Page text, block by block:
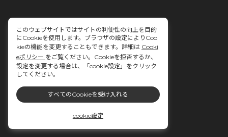
このウェブサイトではサイトの利便性の向上を目的
にCookieを使用します。ブラウザの設定によりCoo
kieの機能を変更することもできます。詳細は Cooki
eポリシー をご覧ください。Cookieを拒否するか、
設定を変更する場合は、「cookie設定」をクリック
してください。
すべてのCookieを受け入れる
cookie設定